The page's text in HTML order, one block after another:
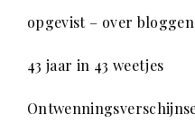
opgevist – over bloggen
43 jaar in 43 weetjes